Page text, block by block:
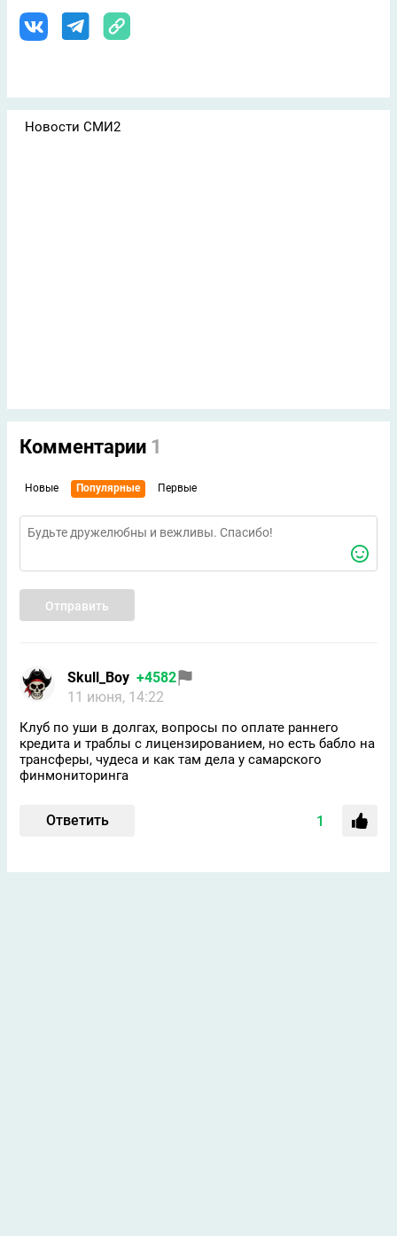
Новости СМИ2
Комментарии 1
Новые Популярные Первые
Отправить
Skull_Boy +4582
11 июня, 14:22
Клуб по уши в долгах, вопросы по оплате раннего
кредита и траблы с лицензированием, но есть бабло на
трансферы, чудеса и как там дела у самарского
финмониторинга
Ответить 1